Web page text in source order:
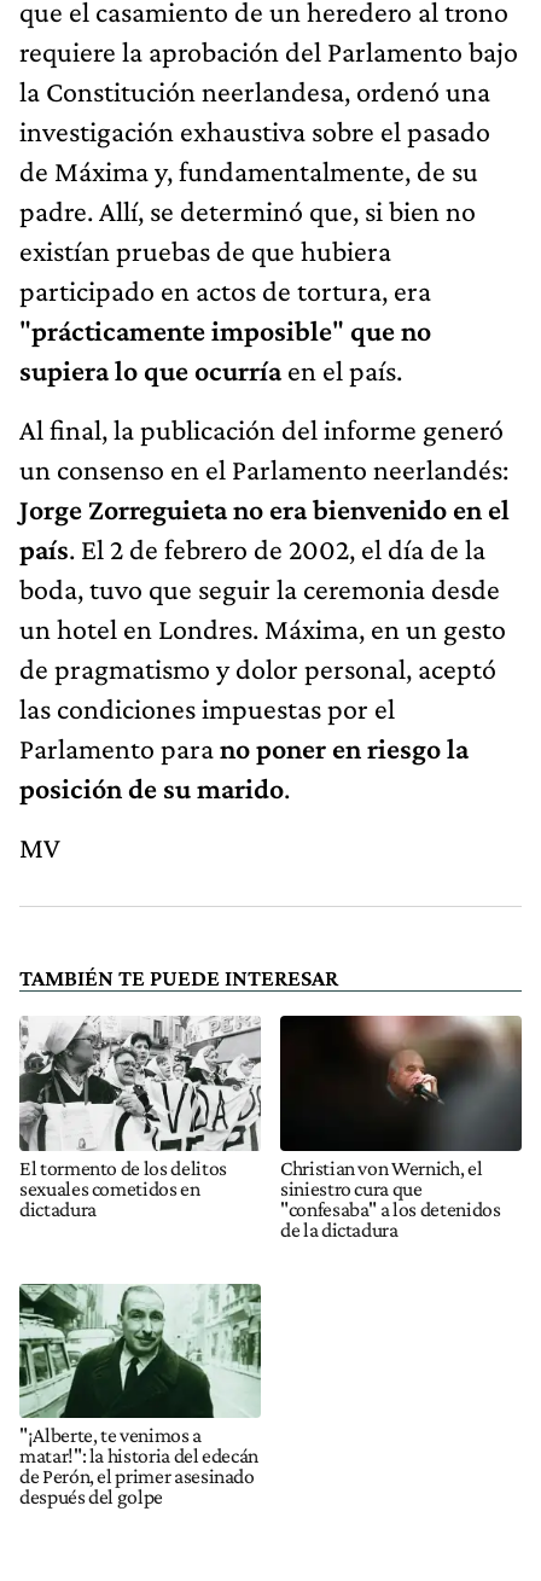
que el casamiento de un heredero al trono
requiere la aprobación del Parlamento bajo
la Constitución neerlandesa, ordenó una
investigación exhaustiva sobre el pasado
de Máxima y, fundamentalmente, de su
padre. Allí, se determinó que, si bien no
existían pruebas de que hubiera
participado en actos de tortura, era
"prácticamente imposible" que no
supiera lo que ocurríaen el país.
Al final, la publicación del informe generó
un consenso en el Parlamento neerlandés:
Jorge Zorreguieta no era bienvenido en el
país. El 2 de febrero de 2002, el día de la
boda, tuvo que seguir la ceremonia desde
un hotel en Londres. Máxima, en un gesto
de pragmatismo y dolor personal, aceptó
las condiciones impuestas por el
Parlamento parano poner en riesgo la
posición de su marido.
MV
TAMBIÉN TE PUEDE INTERESAR
El tormento de los delitos
sexuales cometidos en
dictadura
Christian von Wernich, el
siniestro cura que
"confesaba" a los detenidos
de la dictadura
"¡Alberte, te venimos a
matar!": la historia del edecán
de Perón, el primer asesinado
después del golpe